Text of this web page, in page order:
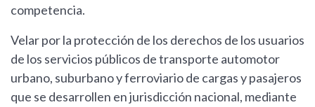
competencia.
Velar por la protección de los derechos de los usuarios
de los servicios públicos de transporte automotor
urbano, suburbano y ferroviario de cargas y pasajeros
que se desarrollen en jurisdicción nacional, mediante